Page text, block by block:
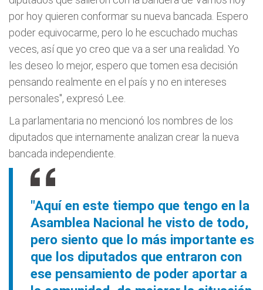
por hoy quieren conformar su nueva bancada. Espero
poder equivocarme, pero lo he escuchado muchas
veces, así que yo creo que va a ser una realidad. Yo
les deseo lo mejor, espero que tomen esa decisión
pensando realmente en el país y no en intereses
personales", expresó Lee.
La parlamentaria no mencionó los nombres de los
diputados que internamente analizan crear la nueva
bancada independiente.
"Aquí en este tiempo que tengo en la
Asamblea Nacional he visto de todo,
pero siento que lo más importante es
que los diputados que entraron con
ese pensamiento de poder aportar a